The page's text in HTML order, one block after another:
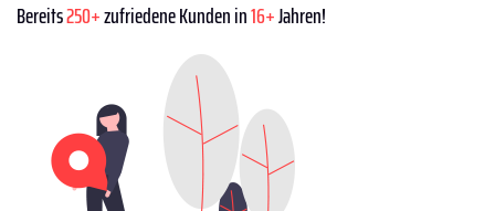
Bereits250+zufriedene Kunden in16+Jahren!